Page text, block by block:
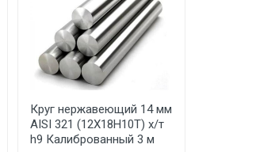
автомобиля
Круг нержавеющий 14 мм
AISI 321 (12Х18Н10Т) х/т
h9 Калиброванный 3 м